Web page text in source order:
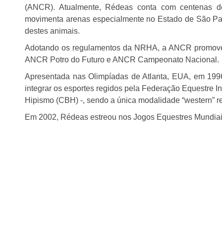
(ANCR). Atualmente, Rédeas conta com
movimenta arenas especialmente no Estado de São
destes animais.
Adotando os regulamentos da NRHA, a ANCR
ANCR Potro do Futuro e ANCR Campeonato Nacional.
Apresentada nas Olimpíadas de Atlanta, EUA, em
integrar os esportes regidos pela Federação Equestre
Hipismo (CBH) -, sendo a única modalidade “western”
Em 2002, Rédeas estreou nos Jogos Equestres